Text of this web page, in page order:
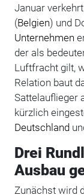
Januar
(Belgien) und
Unternehmen
der als
Luftfracht gilt,
Relation baut
Sattelauflieger
kürzlich
Deutschland
Drei
Ausbau
Zunächst wird